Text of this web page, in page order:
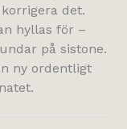
det.
hyllas för –
på sistone.
ny ordentligt